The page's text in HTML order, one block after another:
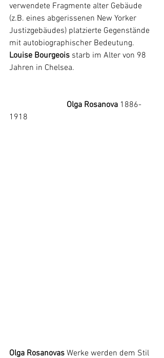
verwendete Fragmente alter Gebäude
(z.B. eines abgerissenen New Yorker
Justizgebäudes) platzierte Gegenstände
mit autobiographischer Bedeutung.
Louise Bourgeois starb im Alter von 98
Jahren in Chelsea.
Olga Rosanova 1886-
1918
Olga Rosanovas Werke werden dem Stil